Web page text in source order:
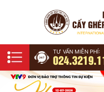
TƯ VẤN MIỄN PHÍ: